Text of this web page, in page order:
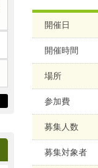
開催日
開催時間
場所
参加費
募集人数
募集対象者